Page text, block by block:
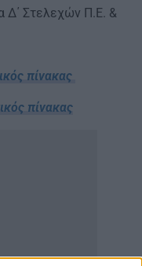
Δ΄ Στελεχών Π.Ε. &
πίνακας
πίνακας